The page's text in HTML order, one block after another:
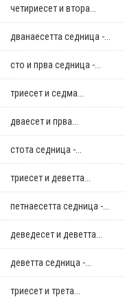
четириесет и втора...
дванаесетта седница -...
сто и прва седница -...
триесет и седма...
дваесет и прва...
стотa седница -...
триесет и деветта...
петнаесетта седница -...
деведесет и деветта...
деветта седница -...
триесет и трета...